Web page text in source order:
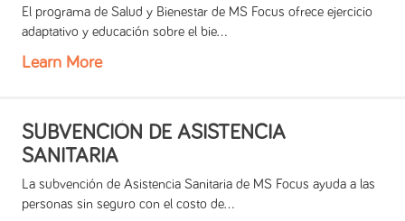
El programa de Salud y Bienestar de MS Focus ofrece ejercicio
adaptativo y educación sobre el bie...
Learn More
SUBVENCIÓN DE ASISTENCIA
SANITARIA
La subvención de Asistencia Sanitaria de MS Focus ayuda a las
personas sin seguro con el costo de...